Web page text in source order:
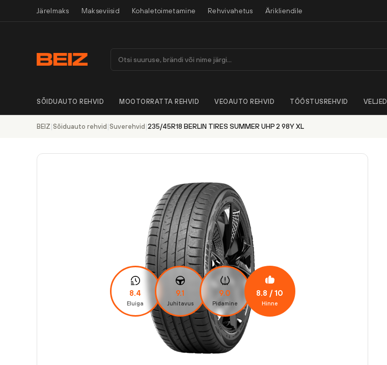
Järelmaks Makseviisid Kohaletoimetamine Rehvivahetus Ärikliendile
SÕIDUAUTO REHVID MOOTORRATTA REHVID VEOAUTO REHVID TÖÖSTUSREHVID VELJED
BEIZ | Sõiduauto rehvid | Suverehvid |235/45R18 BERLIN TIRES SUMMER UHP 2 98Y XL
8.4
Eluiga
9.1
Juhitavus
9.0
Pidamine
8.8 / 10
Hinne